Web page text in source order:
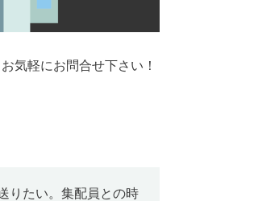
気軽にお問合せ下さい！
りたい。集配員との時